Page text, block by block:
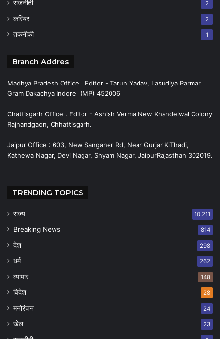
राजनीती 2
करियर 2
तकनीकी 1
Branch Addres
Madhya Pradesh Office : Editor - Tarun Yadav, Lasudiya Parmar
Gram Dakachya Indore (MP) 452006
Chattisgarh Office : Editor - Ashish Verma New Khandelwal Colony
Rajnandgaon, Chhattisgarh.
Jaipur Office : 603, New Sanganer Rd, Near Gurjar KiThadi,
Kathewa Nagar, Devi Nagar, Shyam Nagar, JaipurRajasthan 302019.
TRENDING TOPICS
राज्य 10,211
Breaking News 814
देश 298
धर्म 262
व्यापार 148
विदेश 28
मनोरंजन 24
खेल 23